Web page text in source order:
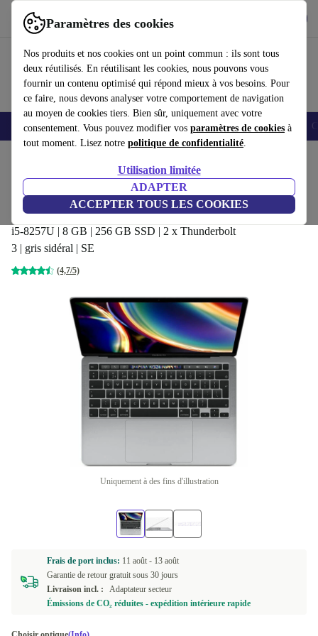
Paramètres des cookies
Nos produits et nos cookies ont un point commun : ils sont tous
deux réutilisés. En réutilisant les cookies, nous pouvons vous
fournir un contenu optimisé qui répond mieux à vos besoins. Pour
ce faire, nous devons analyser votre comportement de navigation
au moyen de cookies tiers. Bien sûr, uniquement avec votre
consentement. Vous pouvez modifier vos paramètres de cookies à
tout moment. Lisez notre politique de confidentialité.
Utilisation limitée
ADAPTER
ACCEPTER TOUS LES COOKIES
Utilisez refurbed rapidement et facilement
Smartphones Laptops Tablettes Montres connectées Accessoires
Apple MacBook Pro 2020 | 13.3-
pouces | Touch Bar
i5-8257U | 8 GB | 256 GB SSD | 2 x Thunderbolt
3 | gris sidéral | SE
(4,7/5)
352,00 €
Uniquement à des fins d'illustration
Frais de port inclus: 11 août - 13 août
Garantie de retour gratuit sous 30 jours
Livraison incl. :
Adaptateur secteur
Émissions de CO₂ réduites - expédition intérieure rapide